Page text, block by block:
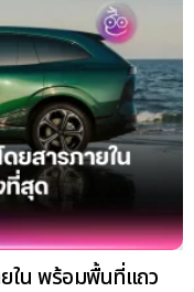
ใน พร้อมพื้นที่แถว